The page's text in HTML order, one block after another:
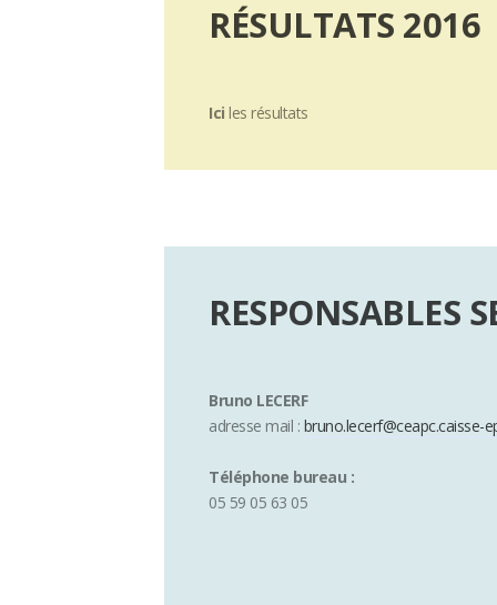
RÉSULTATS 2016
Ici les résultats
RESPONSABLES
Bruno LECERF
adresse mail : bruno.lecerf@ceapc.caisse-
Téléphone bureau :
05 59 05 63 05